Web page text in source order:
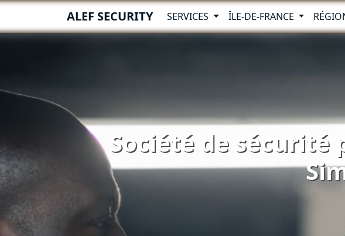
ALEF SECURITY SERVICES ÎLE-DE-FRANCE
Société de sécurité